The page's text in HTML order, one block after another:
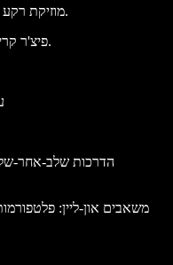
מוזיקת רקע: חשוב לאווירה ולסיפור.
פיצ'ר: ניתן להוסיף קריינות בקלות לווידאו.
הדרכות שלב-אחר-
משאבים און-ליין: